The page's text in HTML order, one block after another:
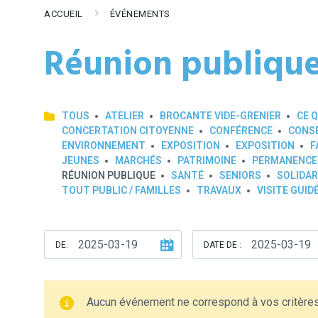
ACCUEIL ÉVÉNEMENTS
Réunion
TOUS ATELIER BROCANTE VIDE-GRENIER CE
CONCERTATION CITOYENNE
CONFÉRENCE
ENVIRONNEMENT
EXPOSITION EXPOSITION
JEUNES
MARCHÉS PATRIMOINE
RÉUNION PUBLIQUE
SANTÉ SENIORS
TOUT PUBLIC / FAMILLES
TRAVAUX VISITE
DE: DATE DE :
Aucun événement ne correspond à vos